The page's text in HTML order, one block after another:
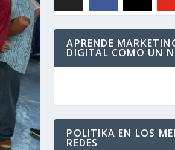
APRENDE
DIGITAL COMO UN
POLITIKA EN LOS
REDES